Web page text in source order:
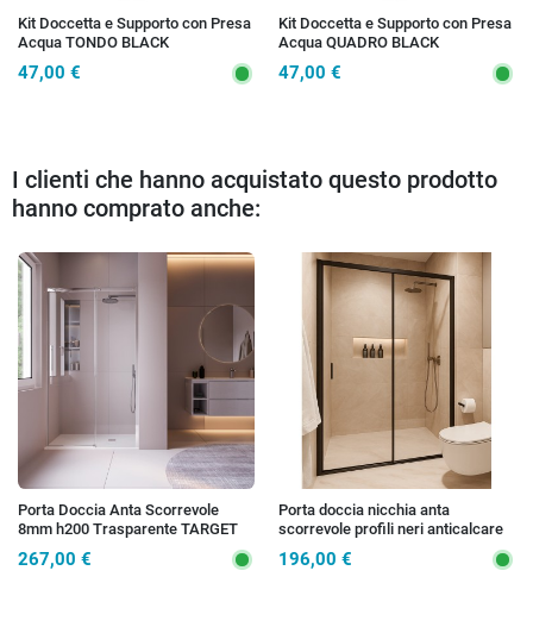
Kit Doccetta e Supporto con Presa
Acqua TONDO BLACK
47,00 €
Kit Doccetta e Supporto con Presa
Acqua QUADRO BLACK
47,00 €
I clienti che hanno acquistato questo prodotto
hanno comprato anche:
Porta Doccia Anta Scorrevole
8mm h200 Trasparente TARGET
267,00 €
Porta doccia nicchia anta
scorrevole profili neri anticalcare
196,00 €